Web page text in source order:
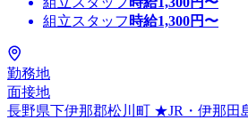
組立スタッフ 時給1,300円〜
勤務地
面接地
長野県下伊那郡松川町 ★JR・伊那田